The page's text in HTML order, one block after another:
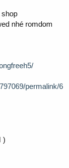
nhé romdom
permalink/6
)